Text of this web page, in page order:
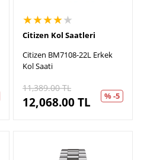
★★★★★
Citizen Kol Saatleri
Citizen BM7108-22L Erkek
Kol Saati
11,389.00TL
12,068.00TL % -5